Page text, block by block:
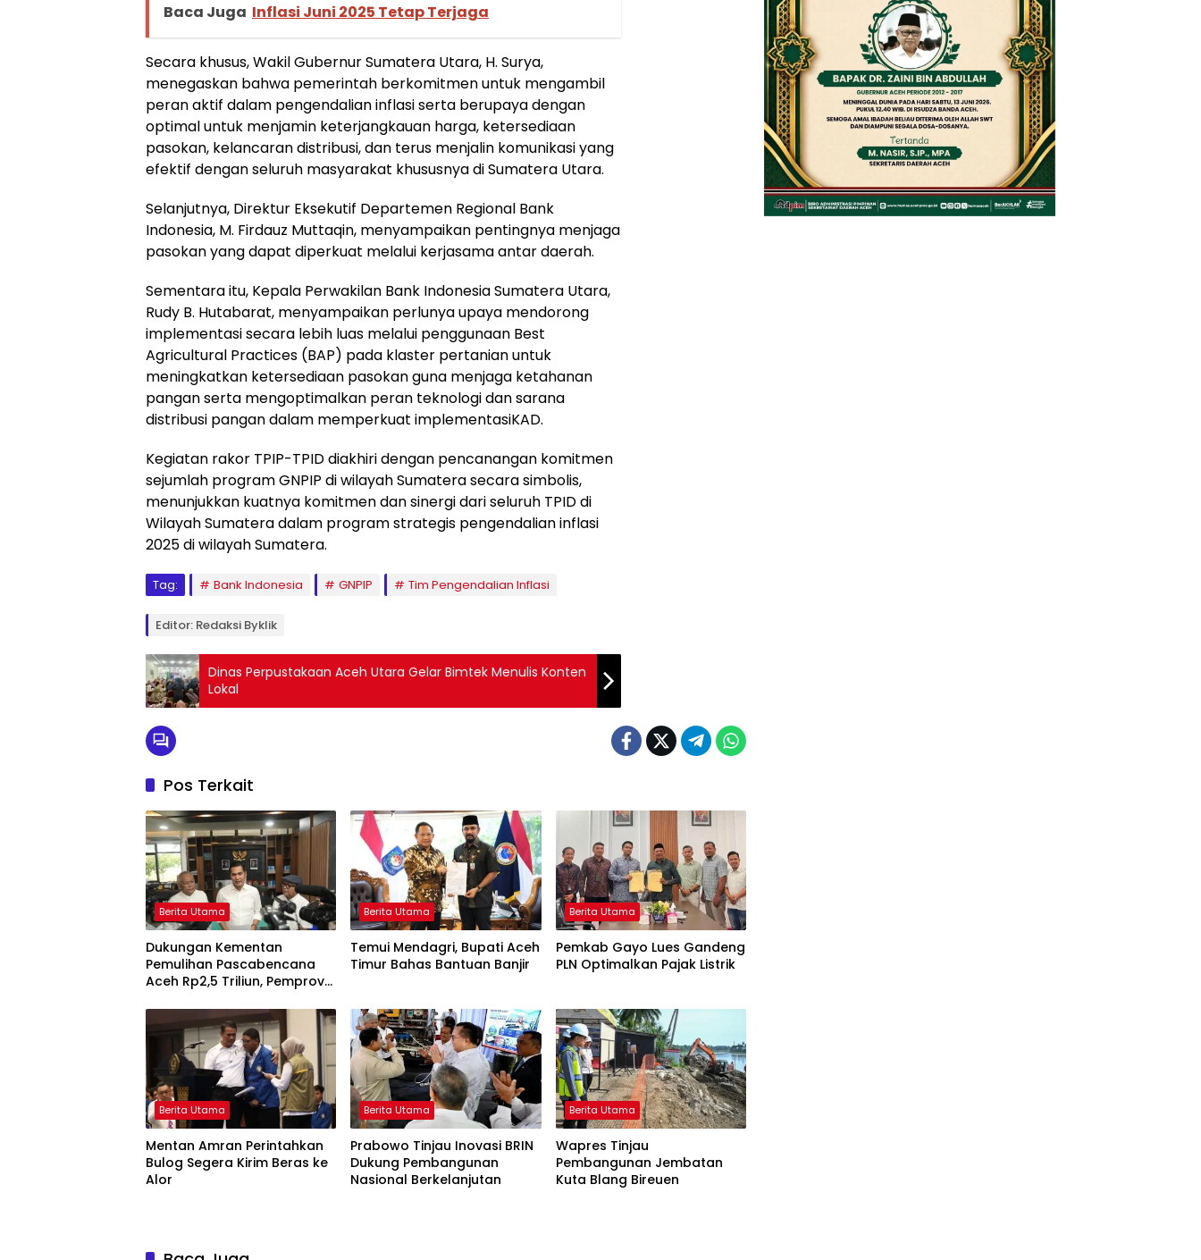
Baca Juga Inflasi Juni 2025 Tetap Terjaga
Secara khusus, Wakil Gubernur Sumatera Utara, H. Surya,
menegaskan bahwa pemerintah berkomitmen untuk mengambil
peran aktif dalam pengendalian inflasi serta berupaya dengan
optimal untuk menjamin keterjangkauan harga, ketersediaan
pasokan, kelancaran distribusi, dan terus menjalin komunikasi yang
efektif dengan seluruh masyarakat khususnya di Sumatera Utara.
Selanjutnya, Direktur Eksekutif Departemen Regional Bank
Indonesia, M. Firdauz Muttaqin, menyampaikan pentingnya menjaga
pasokan yang dapat diperkuat melalui kerjasama antar daerah.
Sementara itu, Kepala Perwakilan Bank Indonesia Sumatera Utara,
Rudy B. Hutabarat, menyampaikan perlunya upaya mendorong
implementasi secara lebih luas melalui penggunaan Best
Agricultural Practices (BAP) pada klaster pertanian untuk
meningkatkan ketersediaan pasokan guna menjaga ketahanan
pangan serta mengoptimalkan peran teknologi dan sarana
distribusi pangan dalam memperkuat implementasiKAD.
Kegiatan rakor TPIP-TPID diakhiri dengan pencanangan komitmen
sejumlah program GNPIP di wilayah Sumatera secara simbolis,
menunjukkan kuatnya komitmen dan sinergi dari seluruh TPID di
Wilayah Sumatera dalam program strategis pengendalian inflasi
2025 di wilayah Sumatera.
Tag: Bank Indonesia GNPIP Tim Pengendalian Inflasi
Editor: Redaksi Byklik
Dinas Perpustakaan Aceh Utara Gelar Bimtek Menulis Konten
Pos Terkait
Berita Utama
Dukungan Kementan
Pemulihan Pascabencana
Aceh Rp2,5 Triliun, Pemprov
Berita Utama
Temui Mendagri, Bupati Aceh
Timur Bahas Bantuan Banjir
Berita Utama
Pemkab Gayo Lues Gandeng
PLN Optimalkan Pajak Listrik
Berita Utama
Mentan Amran Perintahkan
Bulog Segera Kirim Beras ke
Alor
Berita Utama
Prabowo Tinjau Inovasi BRIN
Dukung Pembangunan
Nasional Berkelanjutan
Berita Utama
Wapres Tinjau
Pembangunan Jembatan
Kuta Blang Bireuen